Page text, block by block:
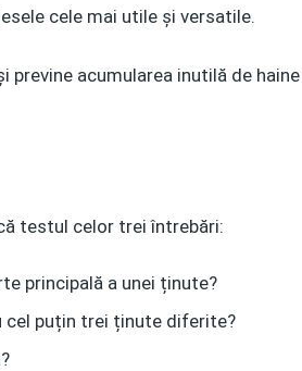
cele mai utile și versatile.
previne acumularea inutilă de haine
testul celor trei întrebări:
principală a unei ținute?
cel puțin trei ținute diferite?